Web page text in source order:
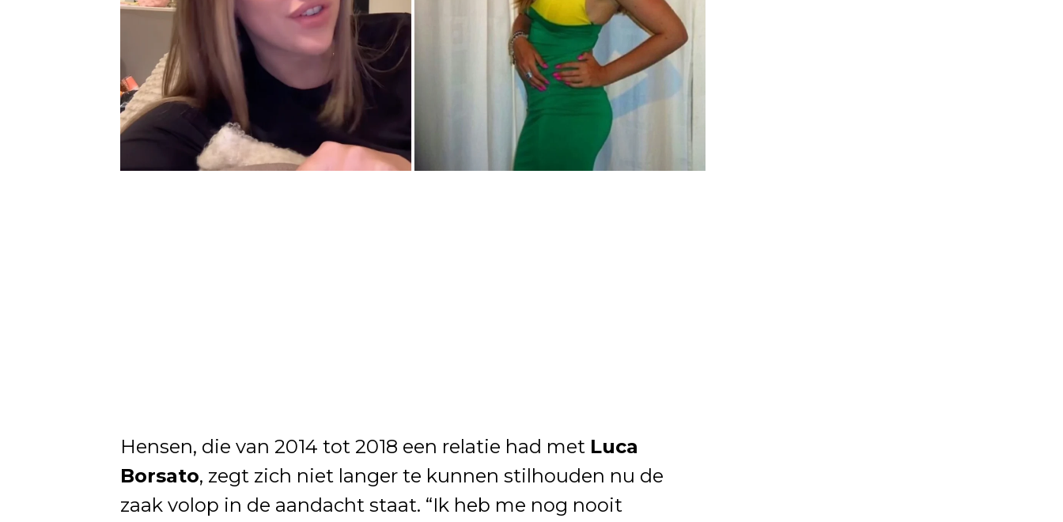
Hensen, die van 2014 tot 2018 een relatie had met Luca
Borsato, zegt zich niet langer te kunnen stilhouden nu de
zaak volop in de aandacht staat. “Ik heb me nog nooit